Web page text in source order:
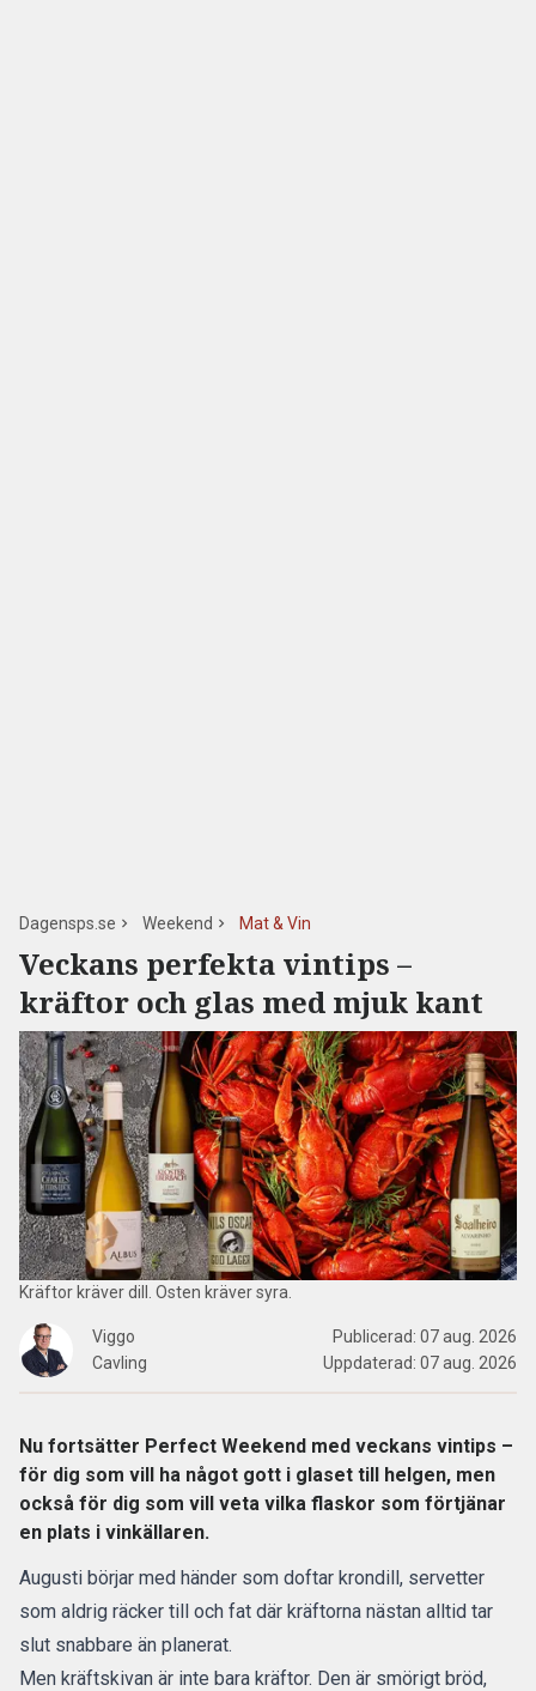
Dagensps.se Weekend Mat & Vin
Veckans perfekta vintips –
kräftor och glas med mjuk kant
Kräftor kräver dill. Osten kräver syra.
Viggo
Cavling
Publicerad: 07 aug. 2026
Uppdaterad: 07 aug. 2026
Nu fortsätter Perfect Weekend med veckans vintips –
för dig som vill ha något gott i glaset till helgen, men
också för dig som vill veta vilka flaskor som förtjänar
en plats i vinkällaren.
Augusti börjar med händer som doftar krondill, servetter
som aldrig räcker till och fat där kräftorna nästan alltid tar
slut snabbare än planerat.
Men kräftskivan är inte bara kräftor. Den är smörigt bröd,